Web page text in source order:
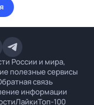
России и мира,
полезные сервисы
связь
информации
ЛайкиТоп-100